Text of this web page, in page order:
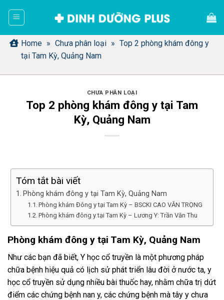
dung Home » Chưa phân loại » Top 2 phòng khám đông y
tại Tam Kỳ, Quảng Nam
CHƯA PHÂN LOẠI
Top 2 phòng khám đông y tại Tam
Kỳ, Quảng Nam
Tóm tắt bài viết
Phòng khám đông y tại Tam Kỳ, Quảng Nam
Phòng khám Đông y tại Tam Kỳ – BSCKI CAO VĂN TRỌNG
Phòng khám đông y tại Tam Kỳ – Lương Y: Trần Văn Thu
Phòng khám đông y tại Tam Kỳ, Quảng Nam
Như các bạn đã biết, Y học cổ truyền là một phương pháp
chữa bệnh hiệu quả có lịch sử phát triển lâu đời ở nước ta, y
học cổ truyền sử dụng nhiều bài thuốc hay, nhằm chữa trị dứt
điểm các chứng bệnh nan y, các chứng bệnh mà tây y chưa